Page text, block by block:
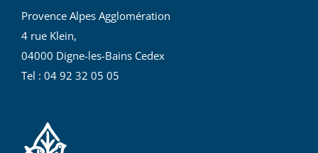
Provence Alpes Agglomération
4 rue Klein,
04000 Digne-les-Bains Cedex
Tel : 04 92 32 05 05